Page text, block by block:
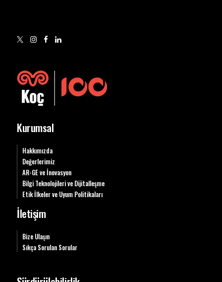
Kurumsal
Hakkımızda
Değerlerimiz
AR-GE ve İnovasyon
Bilgi Teknolojileri ve Dijitalleşme
Etik İlkeler ve Uyum Politikaları
İletişim
Bize Ulaşın
Sıkça Sorulan Sorular